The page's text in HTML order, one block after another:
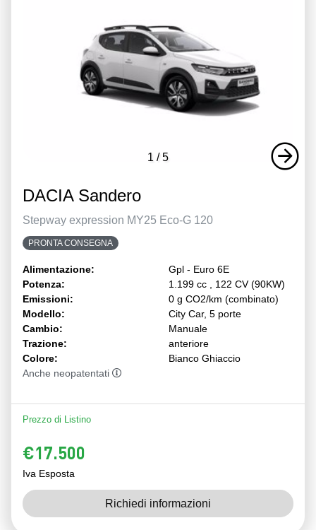
1 /5
DACIA Sandero
Stepway expression MY25 Eco-G 120
PRONTA CONSEGNA
Alimentazione:
Gpl - Euro 6E
Potenza:
1.199 cc , 122 CV (90KW)
Emissioni:
0 g CO2/km (combinato)
Modello:
City Car, 5 porte
Cambio:
Manuale
Trazione:
anteriore
Colore:
Bianco Ghiaccio
Anche neopatentati
Prezzo di Listino
€17.500
Iva Esposta
Richiedi informazioni